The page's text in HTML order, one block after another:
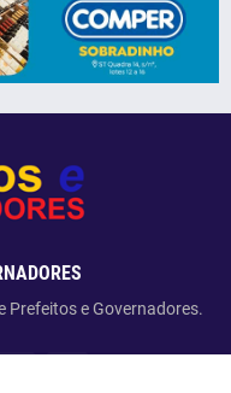
Prefeitos e Governadores.